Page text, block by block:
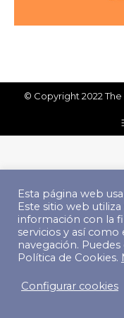
© Copyright 2022
Esta página web
Este sitio web
información con la
servicios y así como
navegación.
Política de Cookies.
Configurar cookies